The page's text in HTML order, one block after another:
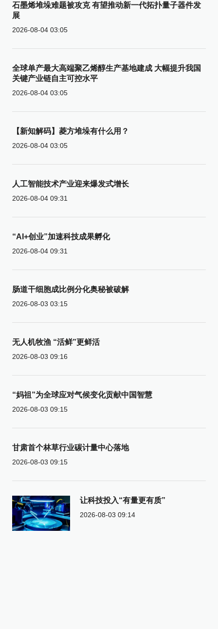
石墨烯堆垛难题被攻克 有望推动新一代拓扑量子器件发
展
2026-08-04 03:05
全球单产最大高端聚乙烯醇生产基地建成 大幅提升我国
关键产业链自主可控水平
2026-08-04 03:05
【新知解码】菱方堆垛有什么用？
2026-08-04 03:05
人工智能技术产业迎来爆发式增长
2026-08-04 09:31
“AI+创业”加速科技成果孵化
2026-08-04 09:31
肠道干细胞成比例分化奥秘被破解
2026-08-03 03:15
无人机牧渔 “活鲜”更鲜活
2026-08-03 09:16
“妈祖”为全球应对气候变化贡献中国智慧
2026-08-03 09:15
甘肃首个林草行业碳计量中心落地
2026-08-03 09:15
让科技投入“有量更有质”
2026-08-03 09:14